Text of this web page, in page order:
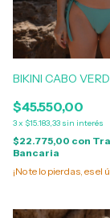
BIKINI CABO
$45.550,00
3x $15.183,33 sin interés
$22.775,00 con
Bancaria
¡No te lo pierdas, es el